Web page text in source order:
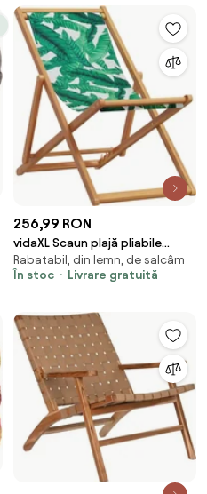
256,99 RON
vidaXL Scaun plajă pliabile
model frunze lemn masiv
eucalipt/țesătură
Rabatabil, din lemn, de salcâm
În stoc
Livrare gratuită